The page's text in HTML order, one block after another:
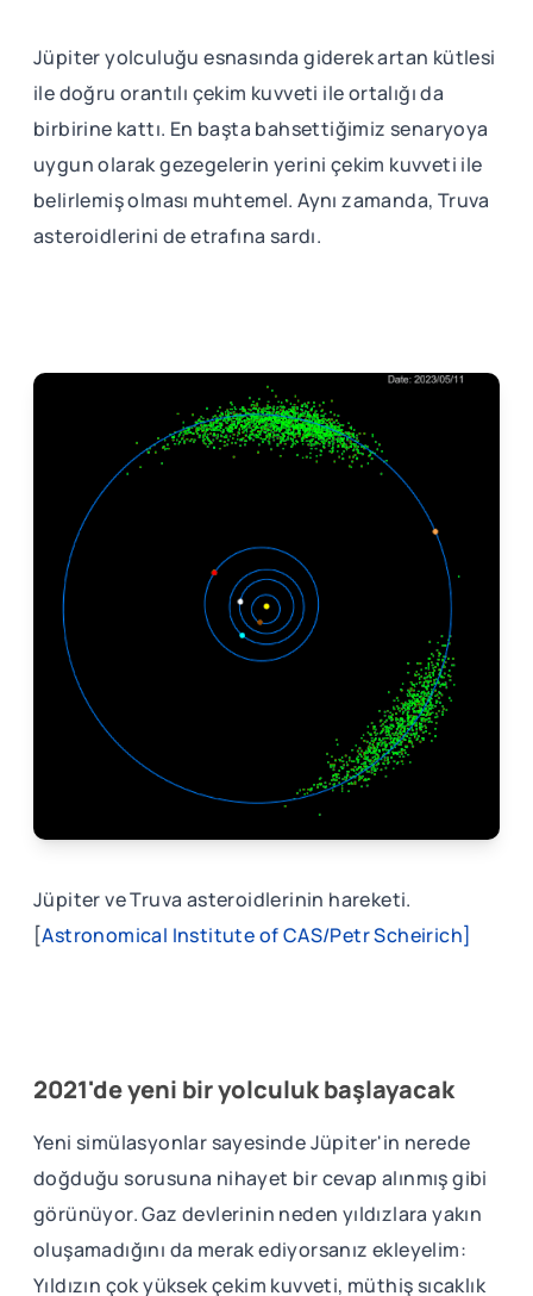
Jüpiter yolculuğu esnasında giderek artan kütlesi
ile doğru orantılı çekim kuvveti ile ortalığı da
birbirine kattı. En başta bahsettiğimiz senaryoya
uygun olarak gezegelerin yerini çekim kuvveti ile
belirlemiş olması muhtemel. Aynı zamanda, Truva
asteroidlerini de etrafına sardı.
Jüpiter ve Truva asteroidlerinin hareketi.
[Astronomical Institute of CAS/Petr Scheirich]
2021'de yeni bir yolculuk başlayacak
Yeni simülasyonlar sayesinde Jüpiter'in nerede
doğduğu sorusuna nihayet bir cevap alınmış gibi
görünüyor. Gaz devlerinin neden yıldızlara yakın
oluşamadığını da merak ediyorsanız ekleyelim:
Yıldızın çok yüksek çekim kuvveti, müthiş sıcaklık